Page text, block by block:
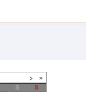
> »
S
S